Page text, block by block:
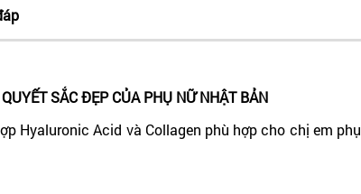
SẮC ĐẸP CỦA PHỤ NỮ NHẬT BẢN
Hyaluronic Acid và Collagen phù hợp cho chị em phụ